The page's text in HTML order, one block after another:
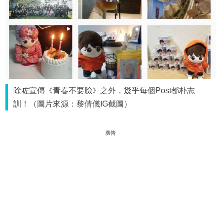
除咗宣傳《青春不要臉》之外，幾乎每個Post都朴志
訓！（圖片來源：黎倩儀IG截圖）
廣告